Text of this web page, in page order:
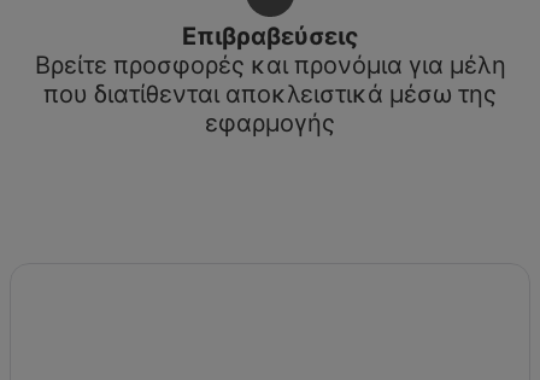
Επιβραβεύσεις
Βρείτε προσφορές και προνόμια για μέλη
που διατίθενται αποκλειστικά μέσω της
εφαρμογής